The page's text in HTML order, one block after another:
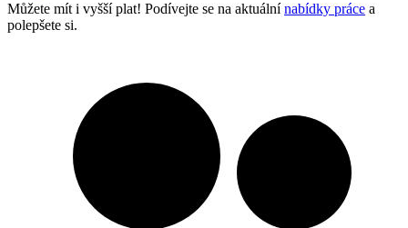
Můžete mít i vyšší plat! Podívejte se na aktuálnínabídky práce a
polepšete si.